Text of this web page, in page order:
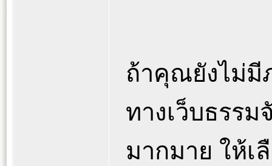
ถ้าคุณยังไม่มี
ทางเว็บธรรม
มากมาย ให้เ